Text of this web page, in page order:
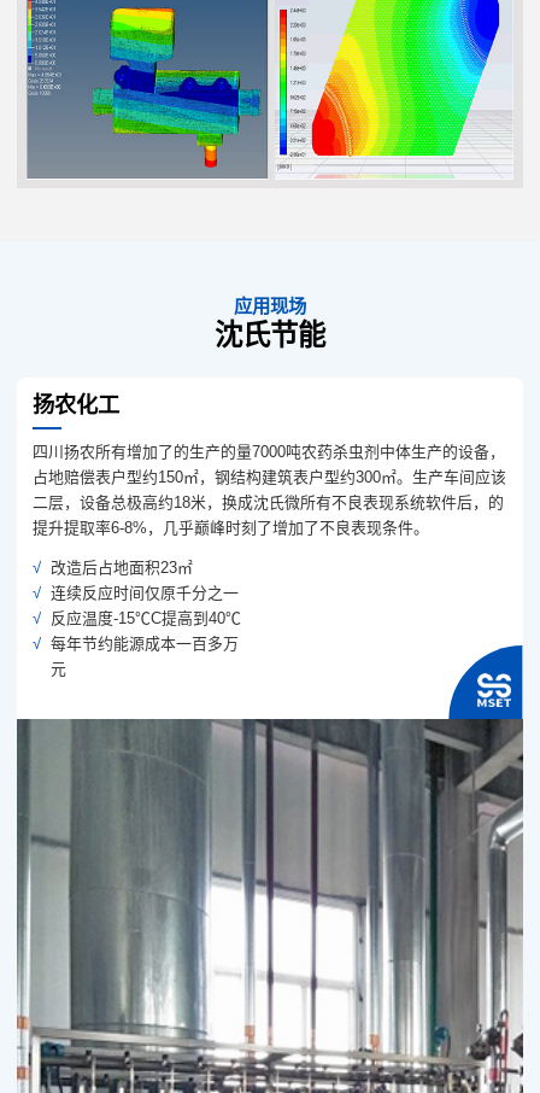
应用现场
沈氏节能
扬农化工
四川扬农所有增加了的生产的量7000吨农药杀虫剂中体生产的设备，
占地赔偿表户型约150㎡，钢结构建筑表户型约300㎡。生产车间应该
二层，设备总极高约18米，换成沈氏微所有不良表现系统软件后，的
提升提取率6-8%，几乎巅峰时刻了增加了不良表现条件。
改造后占地面积23㎡
连续反应时间仅原千分之一
反应温度-15℃C提高到40℃
每年节约能源成本一百多万
元